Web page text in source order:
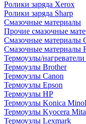
Ролики заряда Xerox
Ролики заряда Sharp
Смазочные материалы
Прочие смазочные
Смазочные материалы
Смазочные материалы
Термоузлы/
Термоузлы Brother
Термоузлы Canon
Термоузлы Epson
Термоузлы HP
Термоузлы Konica
Термоузлы Kyocera Mita
Термоузлы Lexmark